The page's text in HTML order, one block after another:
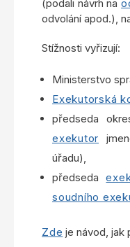
(podali návrh na
odvolání apod.),
Stížnosti vyřizují:
Ministerstvo
Exekutorská
předseda
exekutor
úřadu),
předseda
soudního
Zde je návod, jak